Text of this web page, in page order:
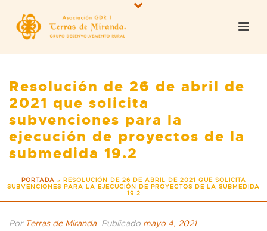
Resolución de 26 de abril de
2021 que solicita
subvenciones para la
ejecución de proyectos de la
submedida 19.2
PORTADA » RESOLUCIÓN DE 26 DE ABRIL DE 2021 QUE SOLICITA
SUBVENCIONES PARA LA EJECUCIÓN DE PROYECTOS DE LA SUBMEDIDA
19.2
Por Terras de Miranda Publicado mayo 4, 2021